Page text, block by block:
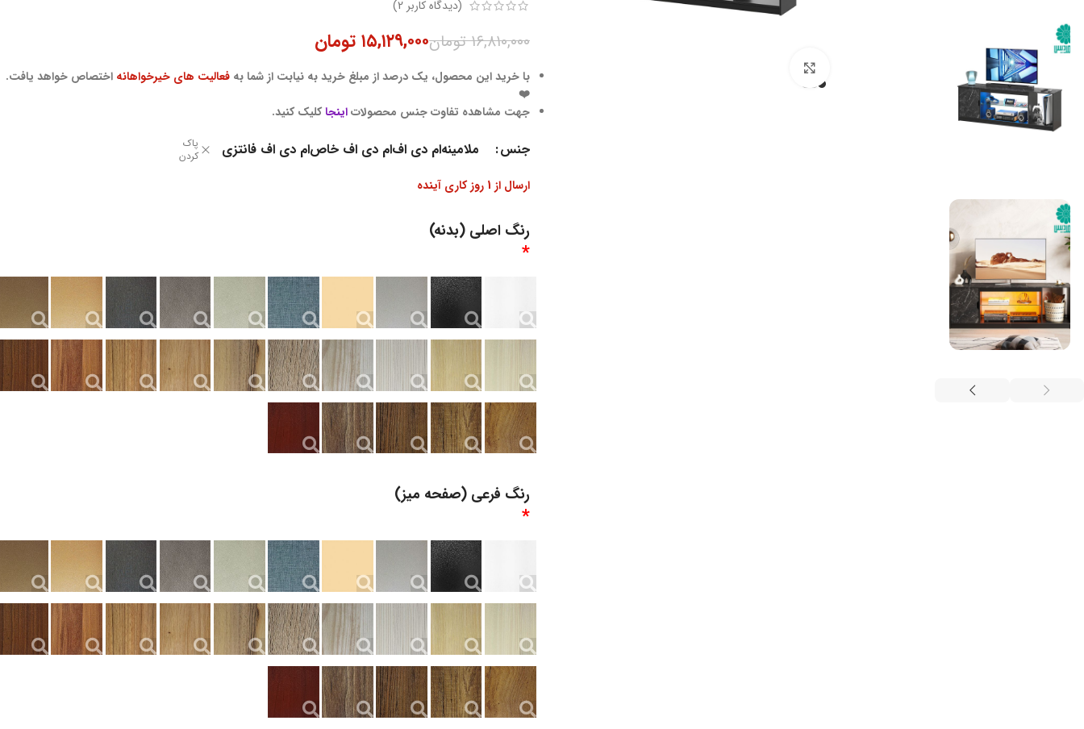
(دیدگاه کاربر 2
)
۱۶,۸۱۰,۰۰۰ تومان۱۵,۱۲۹,۰۰۰ تومان
با خرید این محصول، یک درصد از مبلغ خرید به نیابت از شما به فعالیت های خیرخواهانه اختصاص خواهد یافت.
❤️
جهت مشاهده تفاوت جنس محصولاتاینجا کلیک کنید.
جنس ملامینهام دی افام دی اف خاصام دی اف فانتزی
پاک
کردن
ارسال از 1 روز کاری آینده
رنگ اصلی (بدنه)
*
رنگ فرعی (صفحه میز)
*